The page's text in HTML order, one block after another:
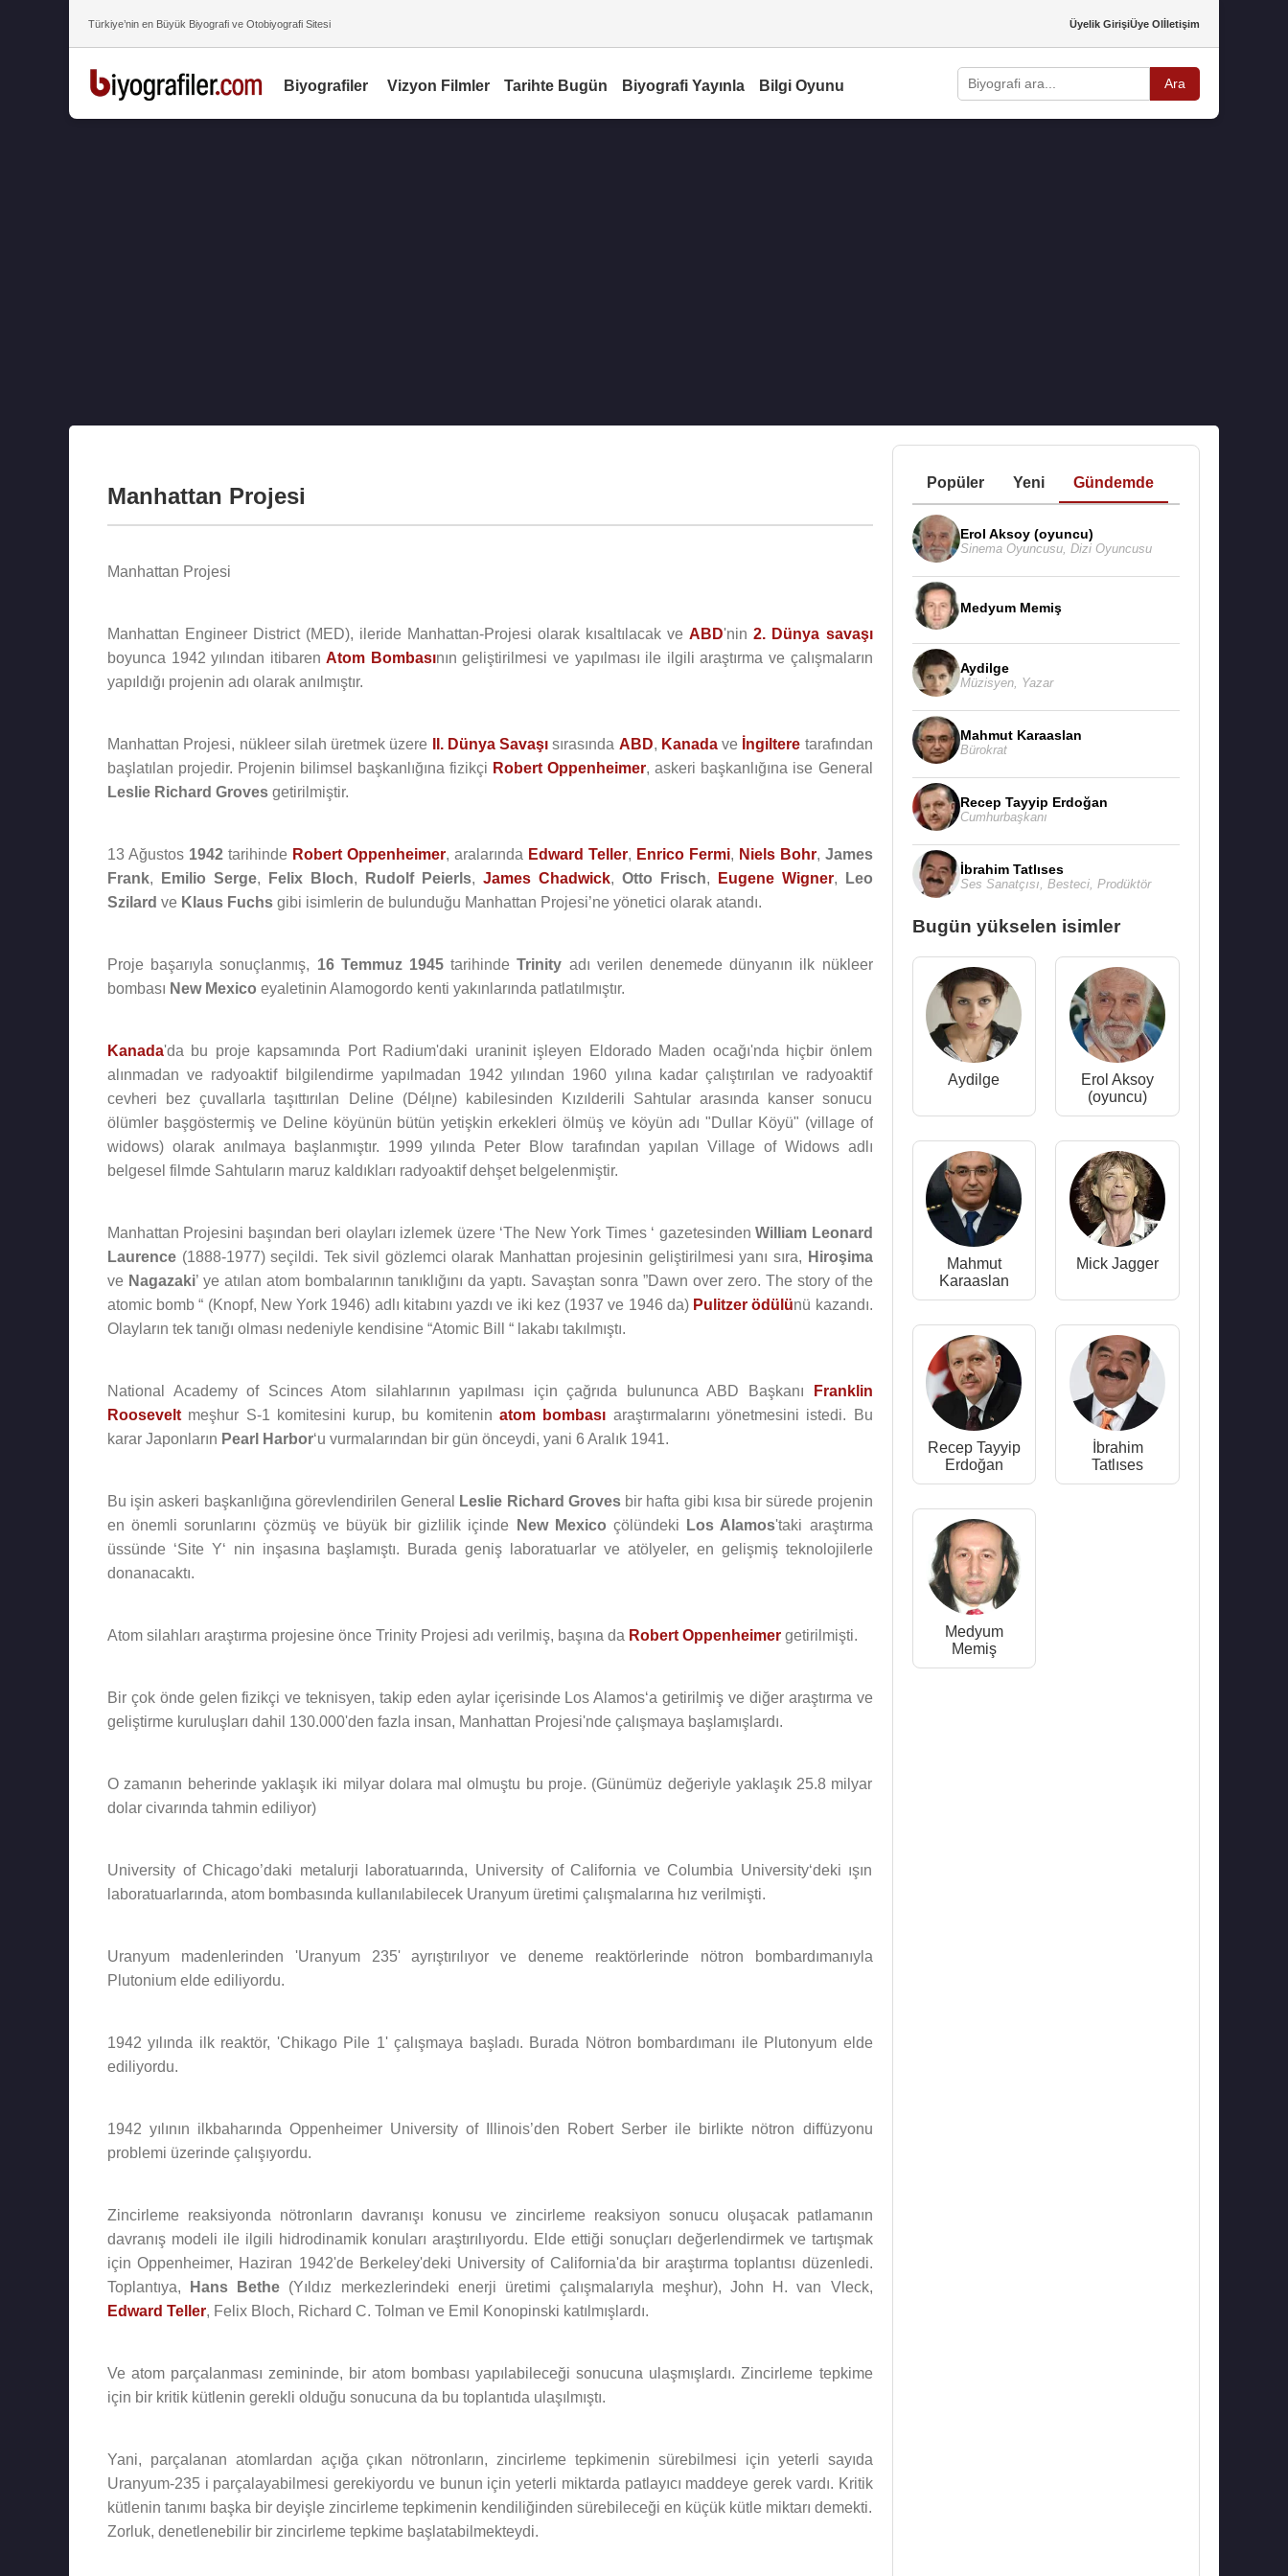
Türkiye’nin en Büyük Biyografi ve Otobiyografi Sitesi Üyelik GirişiÜye Olİletişim
Biyografiler Vizyon Filmler Tarihte Bugün Biyografi Yayınla Bilgi Oyunu Ara
Manhattan Projesi
Manhattan Projesi
Manhattan Engineer District (MED), ileride Manhattan-Projesi olarak kısaltılacak veABD'nin2. Dünya savaşı
boyunca 1942 yılından itibarenAtom Bombasının geliştirilmesi ve yapılması ile ilgili araştırma ve çalışmaların
yapıldığı projenin adı olarak anılmıştır.
Manhattan Projesi, nükleer silah üretmek üzere II. Dünya Savaşı sırasında ABD, Kanadave İngiltere tarafından
başlatılan projedir. Projenin bilimsel başkanlığına fizikçi Robert Oppenheimer, askeri başkanlığına ise General
Leslie Richard Groves getirilmiştir.
13 Ağustos 1942tarihinde Robert Oppenheimer, aralarında Edward Teller, Enrico Fermi, Niels Bohr, James
Frank, Emilio Serge, Felix Bloch, Rudolf Peierls, James Chadwick, Otto Frisch, Eugene Wigner,
Leo
Szilard ve Klaus Fuchs gibi isimlerin de bulunduğu Manhattan Projesi’ne yönetici olarak atandı.
Proje başarıyla sonuçlanmış, 16 Temmuz 1945tarihindeTrinity adı verilen denemede dünyanın ilk nükleer
bombası New Mexico eyaletinin Alamogordo kenti yakınlarında patlatılmıştır.
Kanada'da bu proje kapsamında Port Radium'daki uraninit işleyen Eldorado Maden ocağı'nda hiçbir önlem
alınmadan ve radyoaktif bilgilendirme yapılmadan 1942 yılından 1960 yılına kadar çalıştırılan ve radyoaktif
cevheri bez çuvallarla taşıttırılan Deline (Délı̨ne) kabilesinden Kızılderili Sahtular arasında kanser sonucu
ölümler başgöstermiş ve Deline köyünün bütün yetişkin erkekleri ölmüş ve köyün adı "Dullar Köyü" (village of
widows) olarak anılmaya başlanmıştır. 1999 yılında Peter Blow tarafından yapılan Village of Widows adlı
belgesel filmde Sahtuların maruz kaldıkları radyoaktif dehşet belgelenmiştir.
Manhattan Projesini başından beri olayları izlemek üzere ‘The New York Times ‘ gazetesindenWilliam Leonard
Laurence (1888-1977) seçildi. Tek sivil gözlemci olarak Manhattan projesinin geliştirilmesi yanı sıra, Hiroşima
ve Nagazaki’ ye atılan atom bombalarının tanıklığını da yaptı. Savaştan sonra ”Dawn over zero. The story of the
atomic bomb “ (Knopf, New York 1946) adlı kitabını yazdı ve iki kez (1937 ve 1946 da) Pulitzer ödülünü kazandı.
Olayların tek tanığı olması nedeniyle kendisine “Atomic Bill “ lakabı takılmıştı.
National Academy of Scinces Atom silahlarının yapılması için çağrıda bulununca ABD Başkanı
Franklin
Roosevelt meşhur S-1 komitesini kurup, bu komiteninatom bombası araştırmalarını yönetmesini istedi. Bu
karar Japonların Pearl Harbor‘u vurmalarından bir gün önceydi, yani 6 Aralık 1941.
Bu işin askeri başkanlığına görevlendirilen General Leslie Richard Grovesbir hafta gibi kısa bir sürede projenin
en önemli sorunlarını çözmüş ve büyük bir gizlilik içinde
New Mexico çölündeki Los Alamos'taki araştırma
üssünde ‘Site Y‘ nin inşasına başlamıştı. Burada geniş laboratuarlar ve atölyeler, en gelişmiş teknolojilerle
donanacaktı.
Atom silahları araştırma projesine önce Trinity Projesi adı verilmiş, başına da Robert Oppenheimer getirilmişti.
Bir çok önde gelen fizikçi ve teknisyen, takip eden aylar içerisinde Los Alamos‘a getirilmiş ve diğer araştırma ve
geliştirme kuruluşları dahil 130.000'den fazla insan, Manhattan Projesi'nde çalışmaya başlamışlardı.
O zamanın beherinde yaklaşık iki milyar dolara mal olmuştu bu proje. (Günümüz değeriyle yaklaşık 25.8 milyar
dolar civarında tahmin ediliyor)
University of Chicago’daki metalurji laboratuarında, University of California ve Columbia University‘deki ışın
laboratuarlarında, atom bombasında kullanılabilecek Uranyum üretimi çalışmalarına hız verilmişti.
Uranyum madenlerinden 'Uranyum 235' ayrıştırılıyor ve deneme reaktörlerinde nötron bombardımanıyla
Plutonium elde ediliyordu.
1942 yılında ilk reaktör, 'Chikago Pile 1' çalışmaya başladı. Burada Nötron bombardımanı ile Plutonyum elde
ediliyordu.
1942 yılının ilkbaharında Oppenheimer University of Illinois’den Robert Serber ile birlikte nötron diffüzyonu
problemi üzerinde çalışıyordu.
Zincirleme reaksiyonda nötronların davranışı konusu ve zincirleme reaksiyon sonucu oluşacak patlamanın
davranış modeli ile ilgili hidrodinamik konuları araştırılıyordu. Elde ettiği sonuçları değerlendirmek ve tartışmak
için Oppenheimer, Haziran 1942'de Berkeley'deki University of California'da bir araştırma toplantısı düzenledi.
Toplantıya,
Hans Bethe (Yıldız merkezlerindeki enerji üretimi çalışmalarıyla meşhur), John H. van Vleck,
Edward Teller, Felix Bloch, Richard C. Tolman ve Emil Konopinski katılmışlardı.
Ve atom parçalanması zemininde, bir atom bombası yapılabileceği sonucuna ulaşmışlardı. Zincirleme tepkime
için bir kritik kütlenin gerekli olduğu sonucuna da bu toplantıda ulaşılmıştı.
Yani, parçalanan atomlardan açığa çıkan nötronların, zincirleme tepkimenin sürebilmesi için yeterli sayıda
Uranyum-235 i parçalayabilmesi gerekiyordu ve bunun için yeterli miktarda patlayıcı maddeye gerek vardı. Kritik
kütlenin tanımı başka bir deyişle zincirleme tepkimenin kendiliğinden sürebileceği en küçük kütle miktarı demekti.
Zorluk, denetlenebilir bir zincirleme tepkime başlatabilmekteydi.
Popüler Yeni Gündemde
Erol Aksoy (oyuncu)
Sinema Oyuncusu, Dizi Oyuncusu
Medyum Memiş
Aydilge
Müzisyen, Yazar
Mahmut Karaaslan
Bürokrat
Recep Tayyip Erdoğan
Cumhurbaşkanı
İbrahim Tatlıses
Ses Sanatçısı Besteci, Prodüktör
Bugün yükselen isimler
Aydilge
Erol Aksoy
(oyuncu)
Mahmut
Karaaslan
Mick Jagger
Recep Tayyip
Erdoğan
İbrahim
Tatlıses
Medyum
Memiş